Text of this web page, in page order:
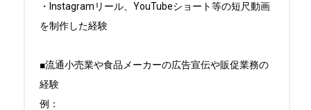
・Instagramリール、YouTubeショート等の短尺動画
を制作した経験
■流通⼩売業や⾷品メーカーの広告宣伝や販促業務の
経験
例：